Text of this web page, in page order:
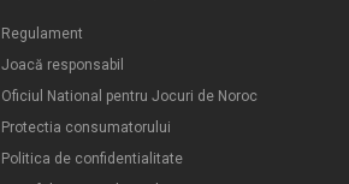
Regulament
Joacă responsabil
Oficiul National pentru Jocuri de Noroc
Protectia consumatorului
Politica de confidentialitate